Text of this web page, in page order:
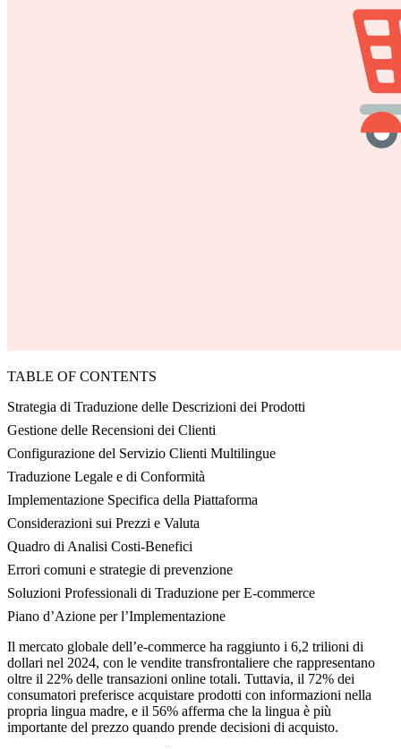
TABLE OF CONTENTS
Strategia di Traduzione delle Descrizioni dei Prodotti
Gestione delle Recensioni dei Clienti
Configurazione del Servizio Clienti Multilingue
Traduzione Legale e di Conformità
Implementazione Specifica della Piattaforma
Considerazioni sui Prezzi e Valuta
Quadro di Analisi Costi-Benefici
Errori comuni e strategie di prevenzione
Soluzioni Professionali di Traduzione per E-commerce
Piano d’Azione per l’Implementazione
Il mercato globale dell’e-commerce ha raggiunto i 6,2 trilioni di
dollari nel 2024, con le vendite transfrontaliere che rappresentano
oltre il 22% delle transazioni online totali. Tuttavia, il 72% dei
consumatori preferisce acquistare prodotti con informazioni nella
propria lingua madre, e il 56% afferma che la lingua è più
importante del prezzo quando prende decisioni di acquisto.